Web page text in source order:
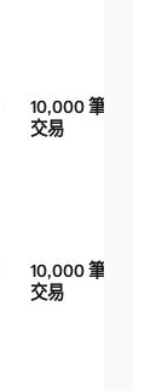
10,000 筆
交易
10,000 筆
交易